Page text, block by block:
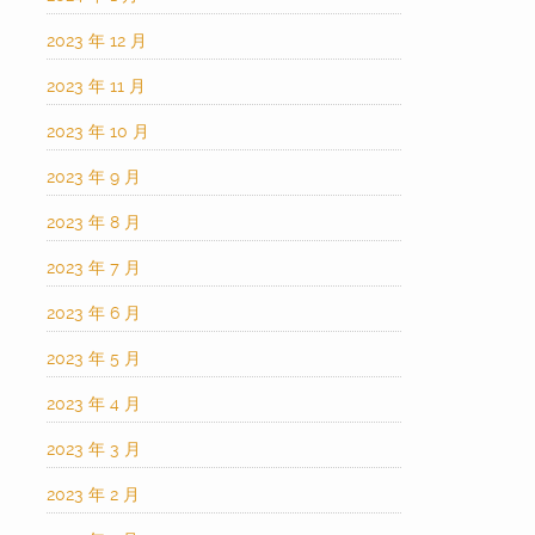
2023 年 12 月
2023 年 11 月
2023 年 10 月
2023 年 9 月
2023 年 8 月
2023 年 7 月
2023 年 6 月
2023 年 5 月
2023 年 4 月
2023 年 3 月
2023 年 2 月